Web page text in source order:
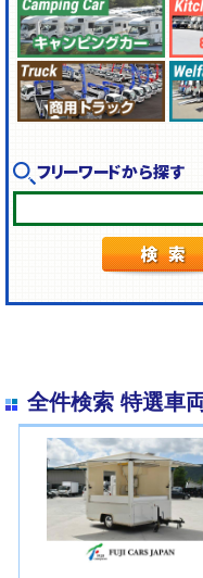
フリーワードから探す
全件検索 特選車